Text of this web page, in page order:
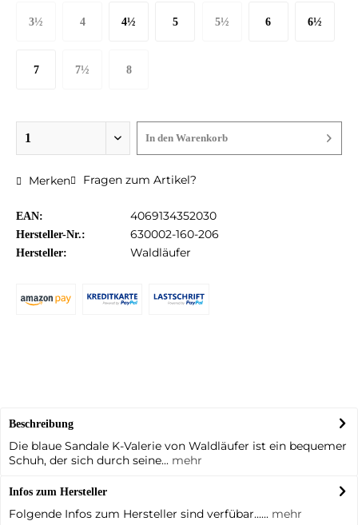
3½ 4 4½ 5 5½ 6 6½
7 7½ 8
In den Warenkorb
Merken Fragen zum Artikel?
EAN: 4069134352030
Hersteller-Nr.: 630002-160-206
Hersteller: Waldläufer
Beschreibung
Die blaue Sandale K-Valerie von Waldläufer ist ein bequemer
Schuh, der sich durch seine... mehr
Infos zum Hersteller
Folgende Infos zum Hersteller sind verfübar...... mehr